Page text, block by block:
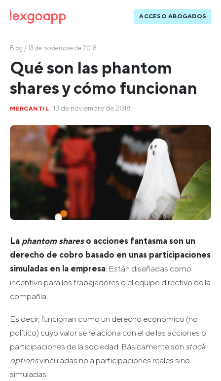
ACCESO ABOGADOS
Blog / 13 de noviembre de 2018
Qué son las phantom
shares y cómo funcionan
MERCANTIL · 13 de noviembre de 2018
La phantom shareso acciones fantasma son un
derecho de cobro basado en unas participaciones
simuladas en la empresa. Están diseñadas como
incentivo para los trabajadores o el equipo directivo de la
compañía.
Es decir, funcionan como un derecho económico (no
político) cuyo valor se relaciona con el de las acciones o
participaciones de la sociedad. Básicamente son stock
optionsvinculadas no a participaciones reales sino
simuladas.